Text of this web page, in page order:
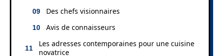
Des chefs visionnaires
Avis de connaisseurs
Les adresses contemporaines pour une cuisine
novatrice